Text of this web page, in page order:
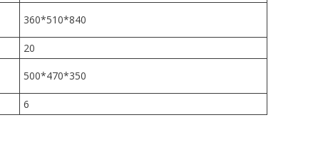
360*510*840
20
500*470*350
6